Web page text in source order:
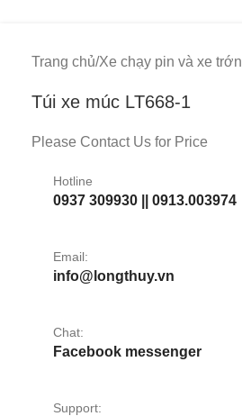
Trang chủ/Xe chạy pin và xe trớn
Túi xe múc LT668-1
Please Contact Us for Price
Hotline
0937 309930 || 0913.003974
Email:
info@longthuy.vn
Chat:
Facebook messenger
Support: